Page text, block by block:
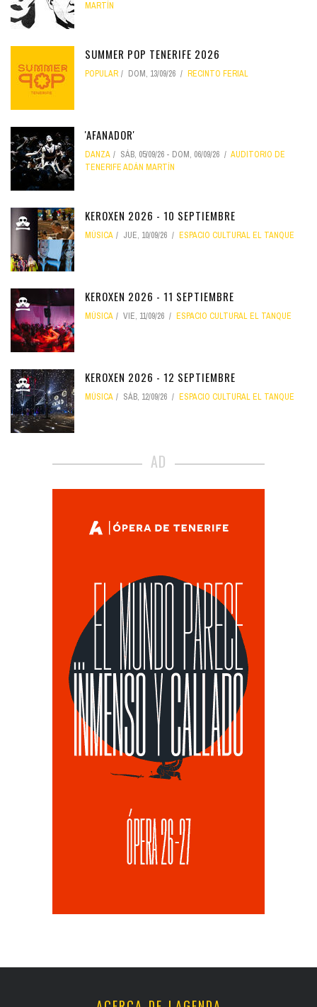
MARTÍN
SUMMER POP TENERIFE 2026
POPULAR DOM, 13/09/26 RECINTO FERIAL
'AFANADOR'
DANZA SÁB, 05/09/26 - DOM, 06/09/26
AUDITORIO DE
TENERIFE ADÁN MARTÍN
KEROXEN 2026 - 10 SEPTIEMBRE
MÚSICA JUE, 10/09/26 ESPACIO CULTURAL EL TANQUE
KEROXEN 2026 - 11 SEPTIEMBRE
MÚSICA VIE, 11/09/26 ESPACIO CULTURAL EL TANQUE
KEROXEN 2026 - 12 SEPTIEMBRE
MÚSICA SÁB, 12/09/26 ESPACIO CULTURAL EL TANQUE
AD